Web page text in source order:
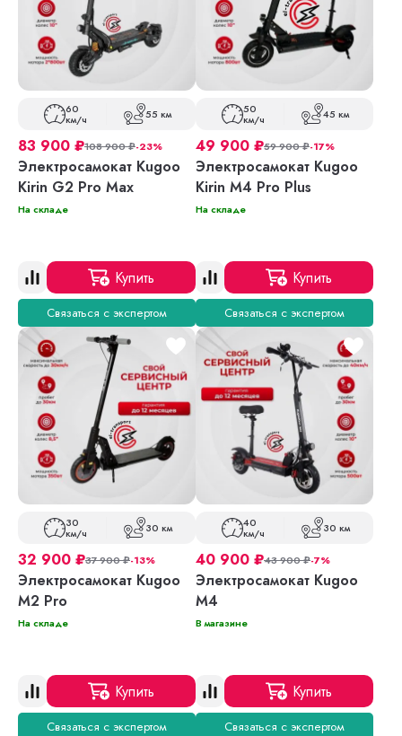
60
км/ч 55 км
83 900 ₽108 900₽-23%
Электросамокат Kugoo
Kirin G2 Pro Max
На складе
Купить
Связаться с экспертом
50
км/ч 45 км
49 900 ₽59 900₽-17%
Электросамокат Kugoo
Kirin M4 Pro Plus
На складе
Купить
Связаться с экспертом
30
км/ч 30 км
32 900 ₽37 900₽-13%
Электросамокат Kugoo
M2 Pro
На складе
Купить
Связаться с экспертом
40
км/ч 30 км
40 900 ₽43 900₽-7%
Электросамокат Kugoo
M4
В магазине
Купить
Связаться с экспертом